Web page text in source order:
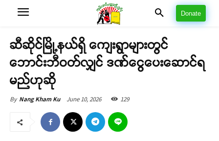
Donate
ဆီဆိုင်မြို့နယ်ရှိ ကျေးရွာများတွင်
ဘောင်းဘီဝတ်လျှင် ဒဏ်ငွေပေးဆောင်ရ
မည်ဟုဆို
By Nang Kham Ku June 10, 2026 129